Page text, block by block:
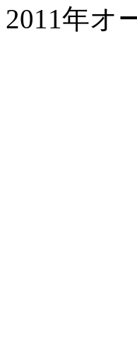
2011年オ